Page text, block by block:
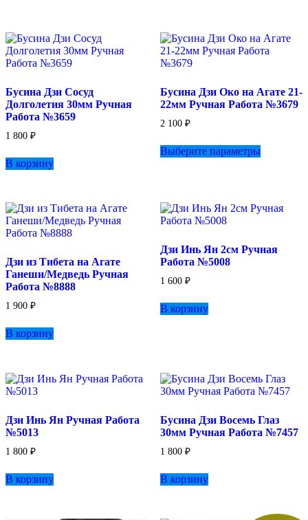
Бусина Дзи Сосуд
Долголетия 30мм Ручная
Работа №3659
1 800 ₽
В корзину
Бусина Дзи Око на Агате 21-
22мм Ручная Работа №3679
2 100 ₽
Выберите параметрытовар
можно
странице
Дзи из Тибета на Агате
Ганеши/Медведь Ручная
Работа №8888
1 900 ₽
В корзину
Дзи Инь Ян 2см Ручная
Работа №5008
1 600 ₽
В корзину
Дзи Инь Ян Ручная Работа
№5013
1 800 ₽
В корзину
Бусина Дзи Восемь Глаз
30мм Ручная Работа №7457
1 800 ₽
В корзину